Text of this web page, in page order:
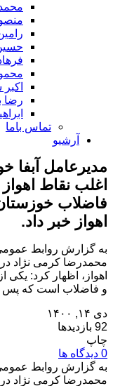
رضا
تماس باما
آرشیو
مدیرعامل آبفا
اغلب نقاط
فاضلاب
اهواز خبر داد.
به گزارش روابط
محمدرضا کرمی نژاد
اهواز، اظهار کرد:
و فاضلاب است که پس
دی ۱۴, ۱۴۰۰
92 بازدیدها
چاپ
0 دیدگاه ها
به گزارش روابط
محمدرضا کرمی نژاد